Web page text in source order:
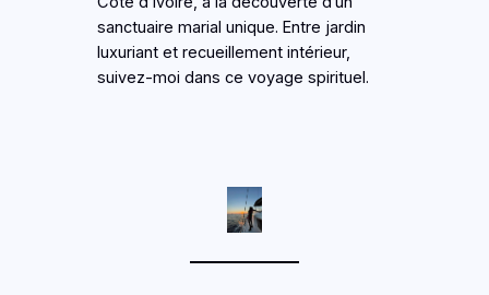
sanctuaire marial unique. Entre jardin
luxuriant et recueillement intérieur,
suivez-moi dans ce voyage spirituel.